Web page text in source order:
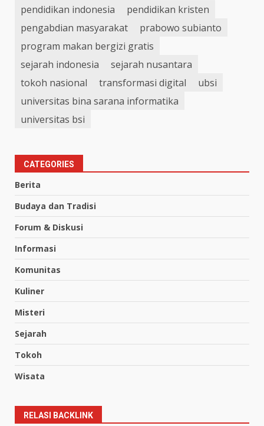
pendidikan indonesia
pendidikan kristen
pengabdian masyarakat
prabowo subianto
program makan bergizi gratis
sejarah indonesia
sejarah nusantara
tokoh nasional
transformasi digital
ubsi
universitas bina sarana informatika
universitas bsi
CATEGORIES
Berita
Budaya dan Tradisi
Forum & Diskusi
Informasi
Komunitas
Kuliner
Misteri
Sejarah
Tokoh
Wisata
RELASI BACKLINK